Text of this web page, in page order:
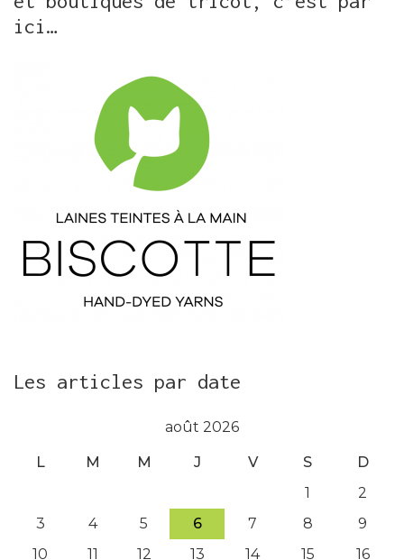
ici…
Les articles par date
août 2026
L M M J V S
D
1
2
3
4 5 6 7 8
9
10
11 12 13 14 15 16